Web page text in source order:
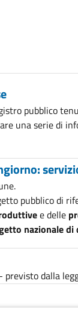
2025
pubblico
una serie di
pubblico
e delle
nazionale di
dalla